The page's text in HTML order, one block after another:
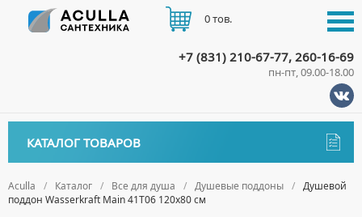
Aculla Каталог Все для душа Душевые поддоны
Душевой
поддон Wasserkraft Main 41T06 120х80 см
КАТАЛОГ ТОВАРОВ
ДЕРЖАТЕЛИ
Биде
+7 (831) 210-67-77, 260-16-69
пн-пт, 09.00-18.00
0 тов.
ДОСТАВКА